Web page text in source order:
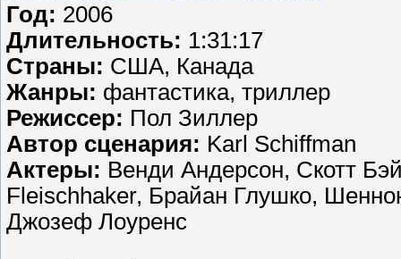
Год: 2006
Длительность: 1:31:17
Страны: США, Канада
Жанры: фантастика, триллер
Режиссер: Пол Зиллер
Автор сценария: Karl Schiffman
Актеры: Венди Андерсон, Скотт
Fleischhaker, Брайан Глушко,
Джозеф Лоуренс